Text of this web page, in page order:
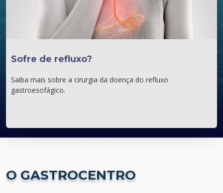
Sofre de refluxo?
Saiba mais sobre a cirurgia da doença do refluxo
gastroesofágico.
O GASTROCENTRO